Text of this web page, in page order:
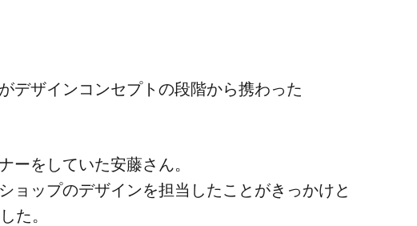
デザインコンセプトの​段階から​携わった​
ーを​していた​安藤さん。​
ョップの​デザインを​担当したことが​きっかけと​
た。